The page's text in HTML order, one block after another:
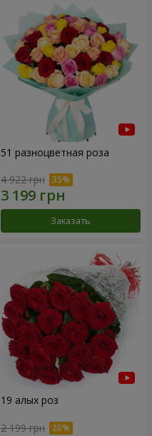
51 разноцветная роза
4 922 грн
Заказать
19 алых роз
2 199 грн